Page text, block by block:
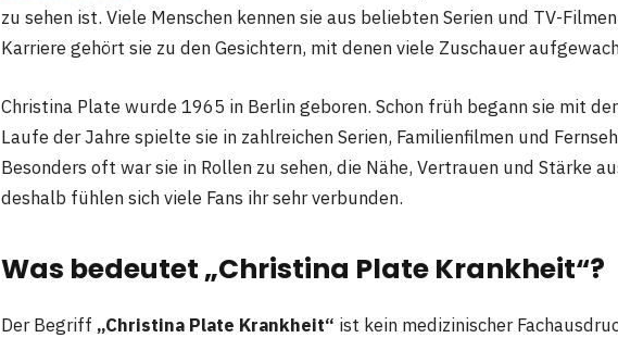
zu sehen ist. Viele Menschen kennen sie aus beliebten Serien und TV-
Karriere gehört sie zu den Gesichtern, mit denen viele Zuschauer
Christina Plate wurde 1965 in Berlin geboren. Schon früh begann sie mit
Laufe der Jahre spielte sie in zahlreichen Serien, Familienfilmen und
Besonders oft war sie in Rollen zu sehen, die Nähe, Vertrauen und Stärke
deshalb fühlen sich viele Fans ihr sehr verbunden.
Was bedeutet „Christina Plate Krankheit“?
Der Begriff „Christina Plate Krankheit“ ist kein medizinischer